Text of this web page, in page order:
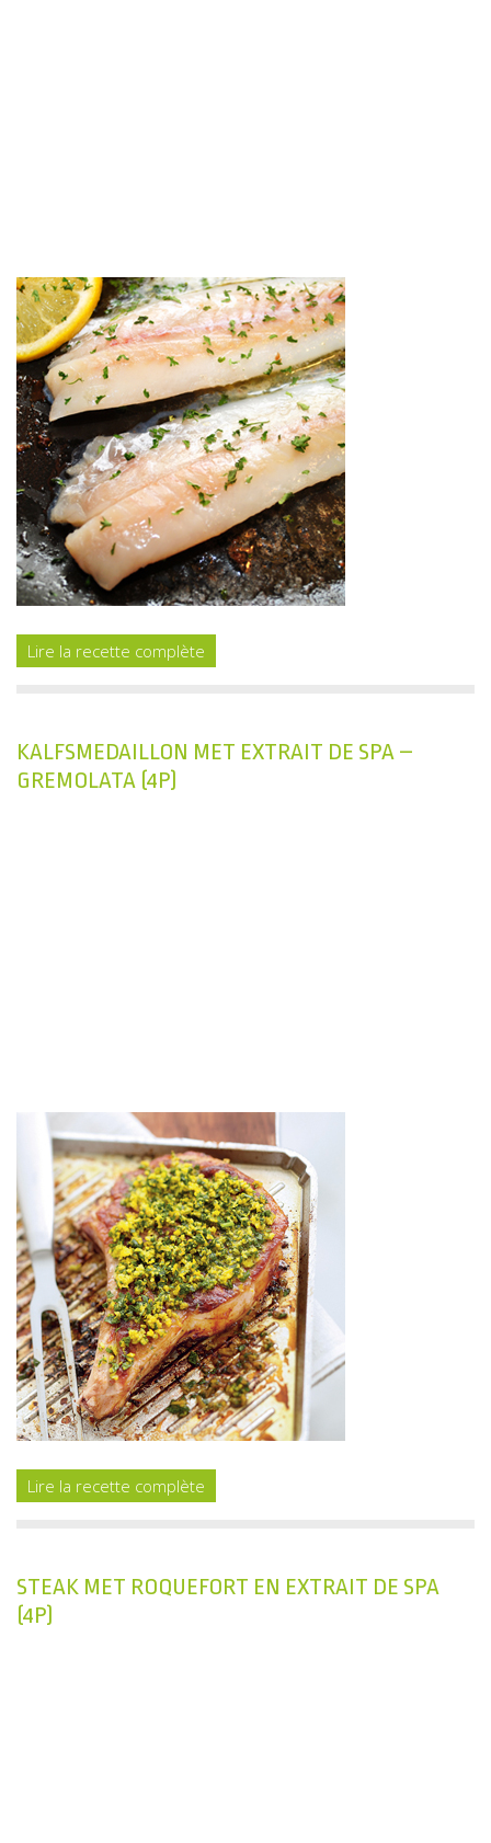
Lire la recette complète
KALFSMEDAILLON MET EXTRAIT DE SPA –
GREMOLATA (4P)
Lire la recette complète
STEAK MET ROQUEFORT EN EXTRAIT DE SPA
(4P)